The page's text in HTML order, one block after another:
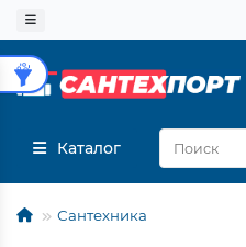
Каталог
Сантехника